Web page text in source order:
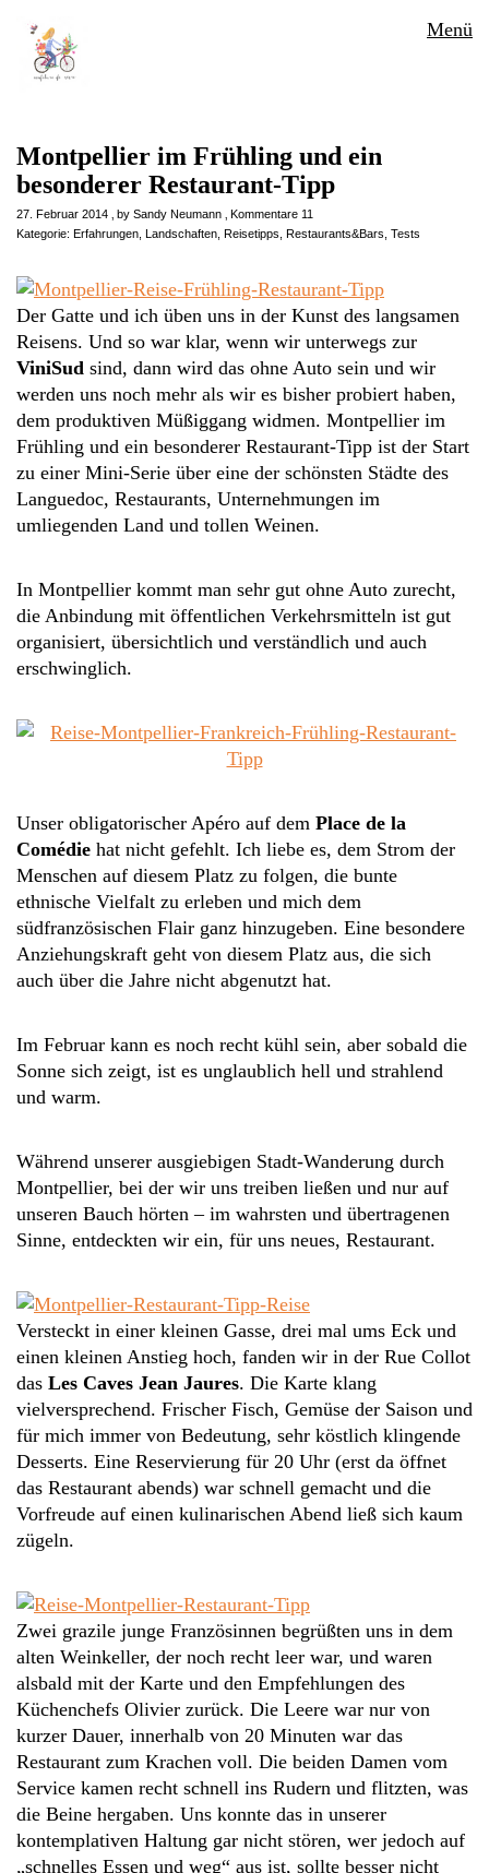
Menü
Montpellier im Frühling und ein
besonderer Restaurant-Tipp
27. Februar 2014 by Sandy Neumann
Kommentare 11
Kategorie: Erfahrungen Landschaften Reisetipps Restaurants&Bars Tests
Der Gatte und ich üben uns in der Kunst des langsamen
Reisens. Und so war klar, wenn wir unterwegs zur
ViniSud sind, dann wird das ohne Auto sein und wir
werden uns noch mehr als wir es bisher probiert haben,
dem produktiven Müßiggang widmen. Montpellier im
Frühling und ein besonderer Restaurant-Tipp ist der Start
zu einer Mini-Serie über eine der schönsten Städte des
Languedoc, Restaurants, Unternehmungen im
umliegenden Land und tollen Weinen.
In Montpellier kommt man sehr gut ohne Auto zurecht,
die Anbindung mit öffentlichen Verkehrsmitteln ist gut
organisiert, übersichtlich und verständlich und auch
erschwinglich.
Unser obligatorischer Apéro auf dem Place de la
Comédie hat nicht gefehlt. Ich liebe es, dem Strom der
Menschen auf diesem Platz zu folgen, die bunte
ethnische Vielfalt zu erleben und mich dem
südfranzösischen Flair ganz hinzugeben. Eine besondere
Anziehungskraft geht von diesem Platz aus, die sich
auch über die Jahre nicht abgenutzt hat.
Im Februar kann es noch recht kühl sein, aber sobald die
Sonne sich zeigt, ist es unglaublich hell und strahlend
und warm.
Während unserer ausgiebigen Stadt-Wanderung durch
Montpellier, bei der wir uns treiben ließen und nur auf
unseren Bauch hörten – im wahrsten und übertragenen
Sinne, entdeckten wir ein, für uns neues, Restaurant.
Versteckt in einer kleinen Gasse, drei mal ums Eck und
einen kleinen Anstieg hoch, fanden wir in der Rue Collot
das Les Caves Jean Jaures. Die Karte klang
vielversprechend. Frischer Fisch, Gemüse der Saison und
für mich immer von Bedeutung, sehr köstlich klingende
Desserts. Eine Reservierung für 20 Uhr (erst da öffnet
das Restaurant abends) war schnell gemacht und die
Vorfreude auf einen kulinarischen Abend ließ sich kaum
zügeln.
Zwei grazile junge Französinnen begrüßten uns in dem
alten Weinkeller, der noch recht leer war, und waren
alsbald mit der Karte und den Empfehlungen des
Küchenchefs Olivier zurück. Die Leere war nur von
kurzer Dauer, innerhalb von 20 Minuten war das
Restaurant zum Krachen voll. Die beiden Damen vom
Service kamen recht schnell ins Rudern und flitzten, was
die Beine hergaben. Uns konnte das in unserer
kontemplativen Haltung gar nicht stören, wer jedoch auf
„schnelles Essen und weg“ aus ist, sollte besser nicht